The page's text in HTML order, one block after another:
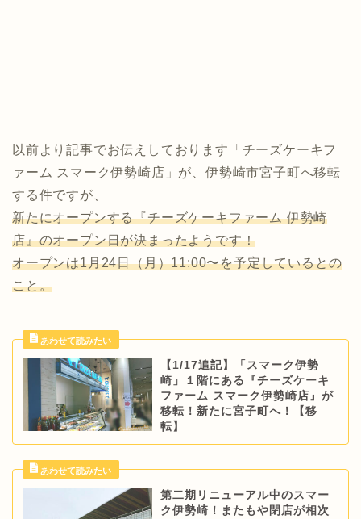
以前より記事でお伝えしております「チーズケーキフ
ァーム スマーク伊勢崎店」が、伊勢崎市宮子町へ移転
する件ですが、
新たにオープンする『チーズケーキファーム 伊勢崎
店』のオープン日が決まったようです！
オープンは1月24日（月）11:00〜を予定しているとの
こと。
【1/17追記】「スマーク伊勢
崎」１階にある『チーズケーキ
ファーム スマーク伊勢崎店』が
移転！新たに宮子町へ！【移
転】
第二期リニューアル中のスマー
ク伊勢崎！またもや閉店が相次